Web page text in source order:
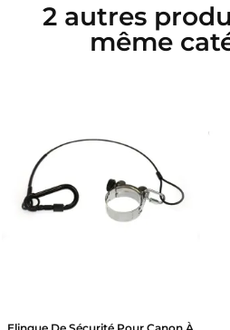
2 autres
même